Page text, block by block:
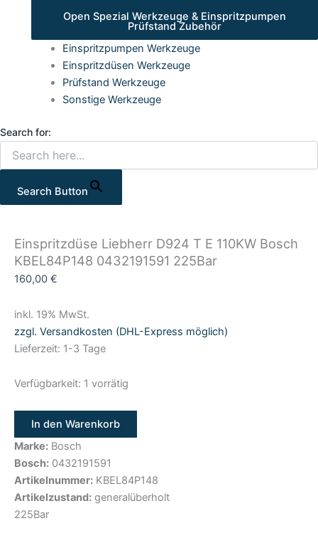
Open Spezial Werkzeuge & Einspritzpumpen
Prüfstand Zubehör
Einspritzpumpen Werkzeuge
Einspritzdüsen Werkzeuge
Prüfstand Werkzeuge
Sonstige Werkzeuge
Search for:
Search Button
Einspritzdüse Liebherr D924 T E 110KW Bosch
KBEL84P148 0432191591 225Bar
160,00 €
inkl. 19% MwSt.
zzgl. Versandkosten (DHL-Express möglich)
Lieferzeit: 1-3 Tage
Verfügbarkeit: 1 vorrätig
In den Warenkorb
Marke: Bosch
Bosch: 0432191591
Artikelnummer: KBEL84P148
Artikelzustand: generalüberholt
225Bar